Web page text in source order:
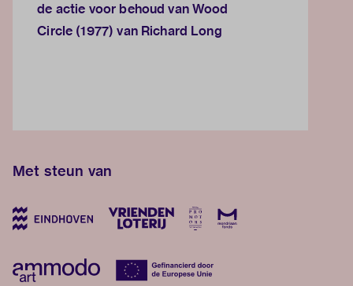
de actie voor behoud van Wood
Circle (1977) van Richard Long
Met steun van